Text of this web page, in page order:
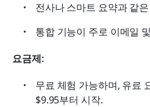
전사나 스마트 요약과 같
통합 기능이 주로 이메일
요금제:
무료 체험 가능하며, 유료
$9.95부터 시작.